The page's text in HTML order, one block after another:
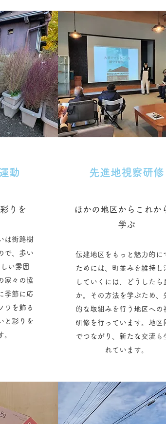
動
りを
は街路樹
で、歩い
い雰囲
家々の協
季節に応
ウを飾る
と彩りを
先進地視察研修
ほかの地区からこれか
学ぶ
伝建地区をもっと魅力的に
ためには、町並みを維持し
していくには、どうしたら
か。その方法を学ぶため、
的な取組みを行う地区への
研修を行っています。地区
でつながり、新たな交流も
れています。